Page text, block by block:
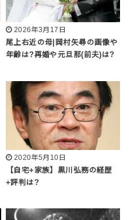
2026年3月17日
尾上右近の母|岡村矢尋の画像や
年齢は?再婚や元旦那(前夫)は?
2020年5月10日
【自宅+家族】黒川弘務の経歴
+評判は?